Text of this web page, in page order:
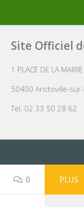
Site Officiel
1 PLACE DE LA MAIRIE
50400 Anctoville-
Tel. 02 33 50 28 62
0 PLUS